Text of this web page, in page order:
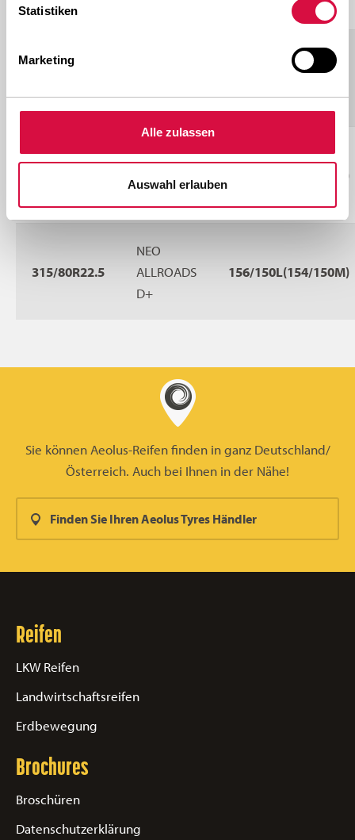
Statistiken
Marketing
Alle zulassen
Auswahl erlauben
D+
NEO
152/148M(154/150L)
315/80R22.5
NEO
ALLROADS
D+
156/150L(154/150M)
Sie können Aeolus-Reifen finden in ganz Deutschland/
Österreich. Auch bei Ihnen in der Nähe!
Finden Sie Ihren Aeolus Tyres Händler
Reifen
LKW Reifen
Landwirtschaftsreifen
Erdbewegung
Brochures
Broschüren
Datenschutzerklärung